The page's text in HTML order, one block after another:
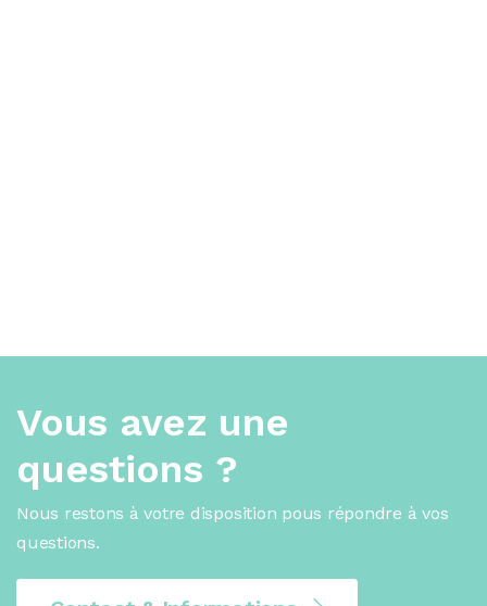
Vous avez une
questions ?
Nous restons à votre disposition pous répondre à vos
questions.